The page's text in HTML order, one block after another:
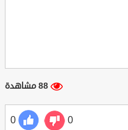
88 مشاهدة
0
0